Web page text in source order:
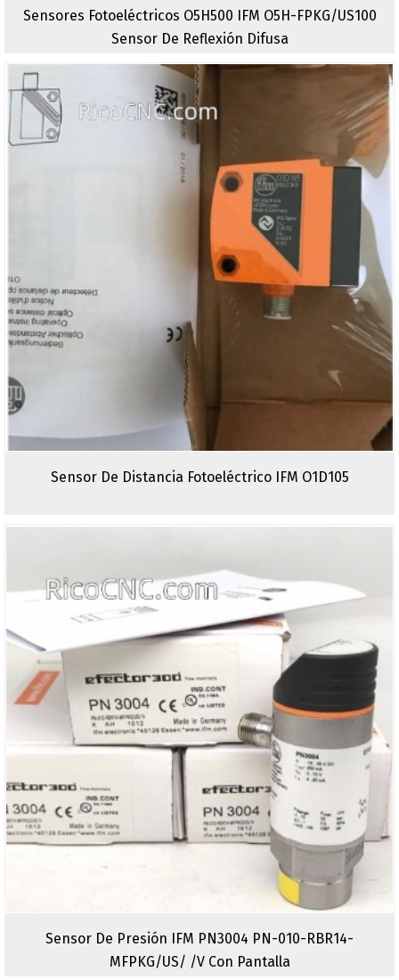
Sensores Fotoeléctricos O5H500 IFM O5H-FPKG/US100
Sensor De Reflexión Difusa
Sensor De Distancia Fotoeléctrico IFM O1D105
Sensor De Presión IFM PN3004 PN-010-RBR14-
MFPKG/US/ /V Con Pantalla